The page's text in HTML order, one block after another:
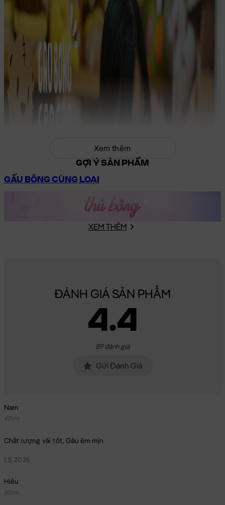
Xem thêm
GỢI Ý SẢN PHẨM
GẤU BÔNG CÙNG LOẠI
XEM THÊM
ĐÁNH GIÁ SẢN PHẨM
4.4
89 đánh giá
Gửi Đánh Giá
Nam
40cm
Chất lượng vải tốt, Gấu êm mịn
1.5.2025
Hiếu
50cm